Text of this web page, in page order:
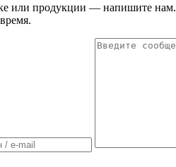
или продукции — напишите нам.